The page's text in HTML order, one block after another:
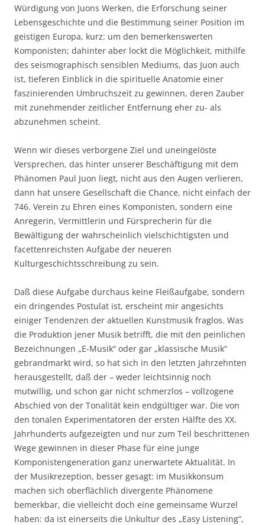
Würdigung von Juons Werken, die Erforschung seiner
Lebensgeschichte und die Bestimmung seiner Position im
geistigen Europa, kurz: um den bemerkenswerten
Komponisten; dahinter aber lockt die Möglichkeit, mithilfe
des seismographisch sensiblen Mediums, das Juon auch
ist, tieferen Einblick in die spirituelle Anatomie einer
faszinierenden Umbruchszeit zu gewinnen, deren Zauber
mit zunehmender zeitlicher Entfernung eher zu- als
abzunehmen scheint.
Wenn wir dieses verborgene Ziel und uneingelöste
Versprechen, das hinter unserer Beschäftigung mit dem
Phänomen Paul Juon liegt, nicht aus den Augen verlieren,
dann hat unsere Gesellschaft die Chance, nicht einfach der
746. Verein zu Ehren eines Komponisten, sondern eine
Anregerin, Vermittlerin und Fürsprecherin für die
Bewältigung der wahrscheinlich vielschichtigsten und
facettenreichsten Aufgabe der neueren
Kulturgeschichtsschreibung zu sein.
Daß diese Aufgabe durchaus keine Fleißaufgabe, sondern
ein dringendes Postulat ist, erscheint mir angesichts
einiger Tendenzen der aktuellen Kunstmusik fraglos. Was
die Produktion jener Musik betrifft, die mit den peinlichen
Bezeichnungen „E-Musik“ oder gar „klassische Musik“
gebrandmarkt wird, so hat sich in den letzten Jahrzehnten
herausgestellt, daß der – weder leichtsinnig noch
mutwillig, und schon gar nicht schmerzlos – vollzogene
Abschied von der Tonalität kein endgültiger war. Die von
den tonalen Experimentatoren der ersten Hälfte des XX.
Jahrhunderts aufgezeigten und nur zum Teil beschrittenen
Wege gewinnen in dieser Phase für eine junge
Komponistengeneration ganz unerwartete Aktualität. In
der Musikrezeption, besser gesagt: im Musikkonsum
machen sich oberflächlich divergente Phänomene
bemerkbar, die vielleicht doch eine gemeinsame Wurzel
haben: da ist einerseits die Unkultur des „Easy Listening“,